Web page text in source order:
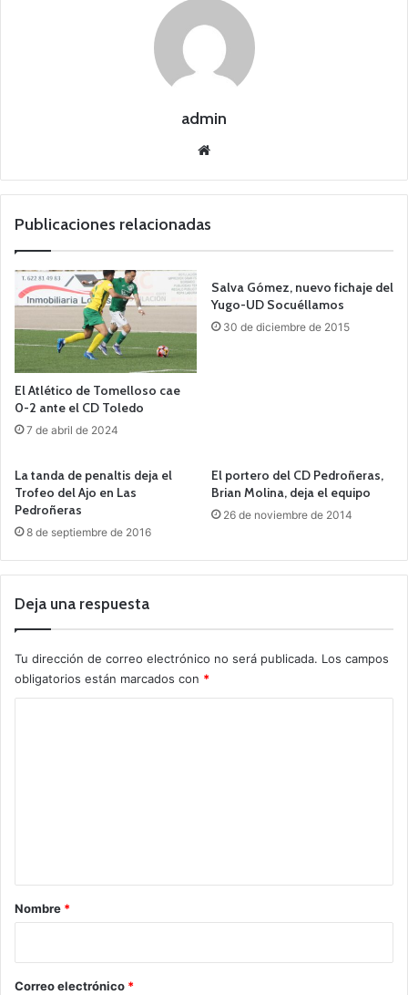
admin
we
Publicaciones relacionadas
El Atlético de Tomelloso cae
0-2 ante el CD Toledo
7 de abril de 2024
Salva Gómez, nuevo fichaje del
Yugo-UD Socuéllamos
30 de diciembre de 2015
La tanda de penaltis deja el
Trofeo del Ajo en Las
Pedroñeras
8 de septiembre de 2016
El portero del CD Pedroñeras,
Brian Molina, deja el equipo
26 de noviembre de 2014
Deja una respuesta
Tu dirección de correo electrónico no será publicada. Los campos
obligatorios están marcados con *
r
*
Nombre *
Correo electrónico *